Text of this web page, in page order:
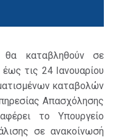
θα καταβληθούν σε
τις 24 Ιανουαρίου
καταβολών
Απασχόλησης
το Υπουργείο
σε ανακοίνωσή